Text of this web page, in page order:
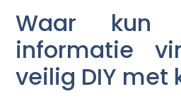
Waar kun
informatie
veilig DIY met